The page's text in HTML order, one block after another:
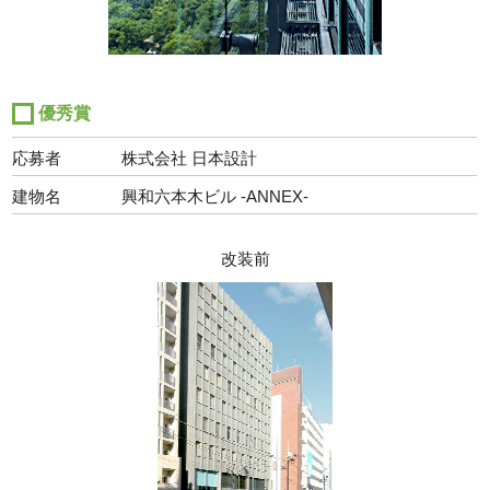
優秀賞
応募者 株式会社 日本設計
建物名 興和六本木ビル -ANNEX-
改装前